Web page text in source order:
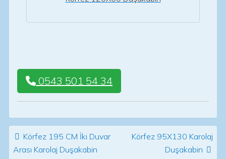
0543 501 54 34
Post navigation
Körfez 195 CM İki Duvar
Arası Karolaj Duşakabin
Körfez 95X130 Karolaj
Duşakabin